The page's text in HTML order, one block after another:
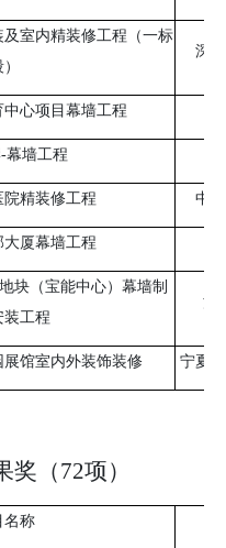
室内精装修工程（一标
深
心项目幕墙工程
-幕墙工程
精装修工程 中
厦幕墙工程
地块（宝能中心）幕墙制
装工程
深
馆室内外装饰装修 宁夏
（72项）
名称